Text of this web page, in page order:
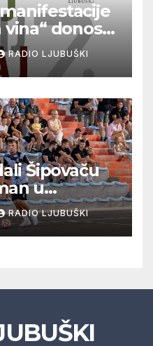
donosi
i
RADIO LJUBUŠKI
Šipovaču
u
izborio
ispao,
četvrtfinale
RADIO LJUBUŠKI